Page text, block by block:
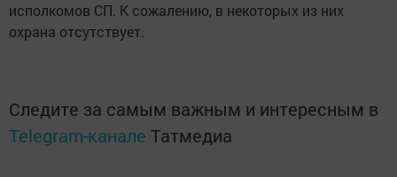
исполкомов СП. К сожалению, в некоторых из них
охрана отсутствует.
Следите за самым важным и интересным в
Telegram-канале Татмедиа